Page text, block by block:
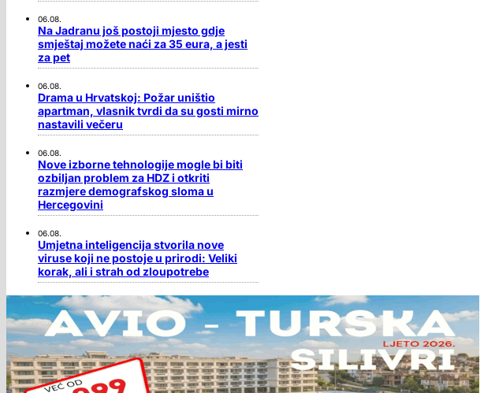
06.08.
Na Jadranu još postoji mjesto gdje
smještaj možete naći za 35 eura, a jesti
za pet
06.08.
Drama u Hrvatskoj: Požar uništio
apartman, vlasnik tvrdi da su gosti mirno
nastavili večeru
06.08.
Nove izborne tehnologije mogle bi biti
ozbiljan problem za HDZ i otkriti
razmjere demografskog sloma u
Hercegovini
06.08.
Umjetna inteligencija stvorila nove
viruse koji ne postoje u prirodi: Veliki
korak, ali i strah od zloupotrebe